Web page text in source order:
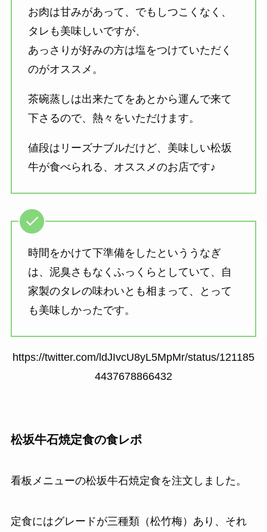
お肉は甘みがあって、でもしつこくなく、
タレも美味しいですが、
あっさりが好みの方は塩をつけていただく
のがオススメ。
茶碗蒸しは出来たてをあとから運んで来て
下さるので、熱々をいただけます。
値段はリーズナブルだけど、美味しい松坂
牛が食べられる、オススメのお店です♪
時間をかけて下準備をしたといううなぎ
は、泥臭さもなくふっくらとしていて、自
家製のタレの味わいとも相まって、とって
も美味しかったです。
https://twitter.com/ldJIvcU8yL5MpMr/status/121185
4437678866432
松坂牛石焼定食の食レポ
看板メニューの松坂牛石焼定食を注文しました。
定食にはグレードが三種類（松竹梅）あり、それ